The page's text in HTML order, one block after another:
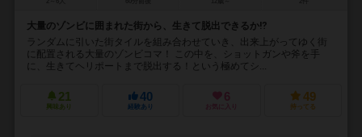
大量のゾンビに囲まれた街から、生きて脱出できるか⁉︎
ランダムに引いた街タイルを組み合わせていき、出来上がってゆく街
に配置される大量のゾンビコマ！ この中を、ショットガンや斧を手
に、生きてヘリポートまで脱出する！という極めてシ...
21
興味あり
40
経験あり
6
お気に入り
49
持ってる